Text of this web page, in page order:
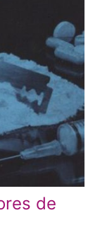
de